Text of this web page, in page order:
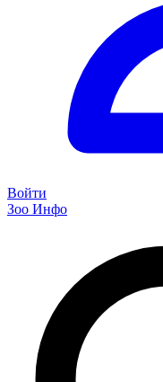
Войти
Зоо Инфо